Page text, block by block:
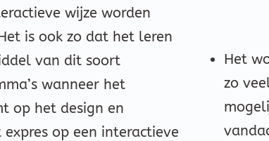
wijze worden
is ook zo dat het leren
van dit soort
wanneer het
op het design en
expres op een interactieve
Het
zo